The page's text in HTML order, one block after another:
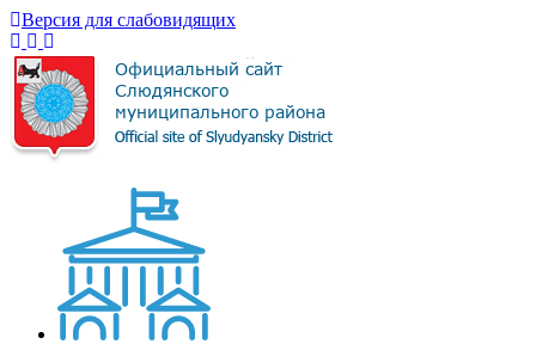
Версия для слабовидящих